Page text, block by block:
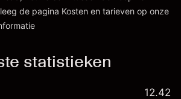
de pagina Kosten en tarieven op onze
statistieken
12.42